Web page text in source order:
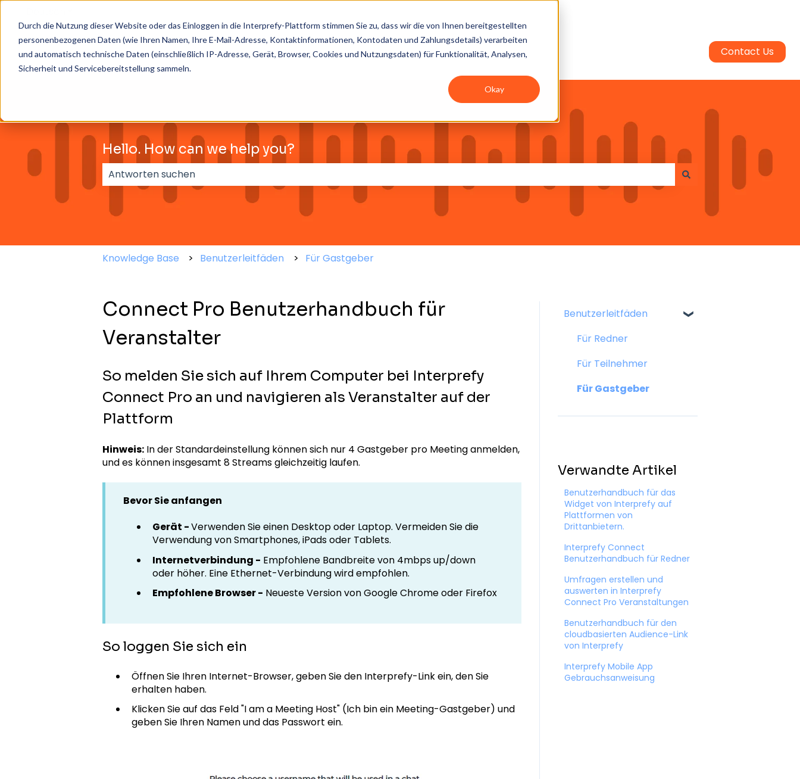
Durch die Nutzung dieser Website oder das Einloggen in die Interprefy-Plattform stimmen Sie zu, dass wir die von Ihnen bereitgestellten
personenbezogenen Daten (wie Ihren Namen, Ihre E-Mail-Adresse, Kontaktinformationen, Kontodaten und Zahlungsdetails) verarbeiten
und automatisch technische Daten (einschließlich IP-Adresse, Gerät, Browser, Cookies und Nutzungsdaten) für Funktionalität, Analysen,
Sicherheit und Servicebereitstellung sammeln.
Okay
Contact Us
Hello. How can we help you?
Es gibt keine Vorschläge, da das Suchfeld leer ist.
Knowledge Base Benutzerleitfäden Für Gastgeber
Connect Pro Benutzerhandbuch für
Veranstalter
So melden Sie sich auf Ihrem Computer bei Interprefy
Connect Pro an und navigieren als Veranstalter auf der
Plattform
Hinweis: In der Standardeinstellung können sich nur 4 Gastgeber pro Meeting anmelden,
und es können insgesamt 8 Streams gleichzeitig laufen.
Bevor Sie anfangen
Gerät -Verwenden Sie einen Desktop oder Laptop. Vermeiden Sie die
Verwendung von Smartphones, iPads oder Tablets.
Internetverbindung - Empfohlene Bandbreite von 4mbps up/down
oder höher. Eine Ethernet-Verbindung wird empfohlen.
Empfohlene Browser - Neueste Version von Google Chrome oder Firefox
So loggen Sie sich ein
Öffnen Sie Ihren Internet-Browser, geben Sie den Interprefy-Link ein, den Sie
erhalten haben.
Klicken Sie auf das Feld "I am a Meeting Host" (Ich bin ein Meeting-Gastgeber) und
geben Sie Ihren Namen und das Passwort ein.
Benutzerleitfäden
Für Redner
Für Teilnehmer
Für Gastgeber
Verwandte Artikel
Benutzerhandbuch für das
Widget von Interprefy auf
Plattformen von
Drittanbietern.
Interprefy Connect
Benutzerhandbuch für Redner
Umfragen erstellen und
auswerten in Interprefy
Connect Pro Veranstaltungen
Benutzerhandbuch für den
cloudbasierten Audience-Link
von Interprefy
Interprefy Mobile App
Gebrauchsanweisung